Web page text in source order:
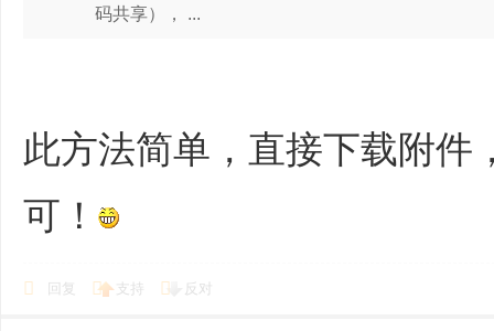
码共享）‌， ...
此方法简单，直接下载附件
可！
回复 支持 反对